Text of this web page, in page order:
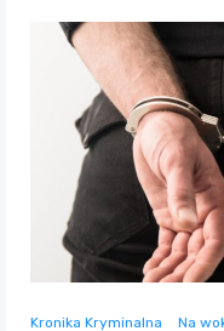
Kronika Kryminalna Na